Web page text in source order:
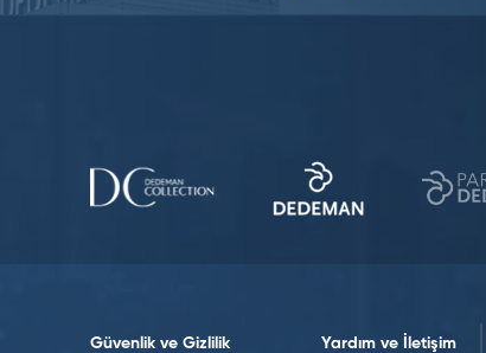
Güvenlik ve Gizlilik Yardım ve İletişim